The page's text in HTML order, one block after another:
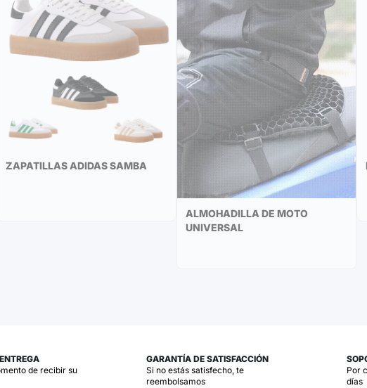
ZAPATILLAS ADIDAS SAMBA
ALMOHADILLA DE MOTO
UNIVERSAL
de recibir su
GARANTÍA DE SATISFACCIÓN
Si no estás satisfecho, te
reembolsamos
Por
días